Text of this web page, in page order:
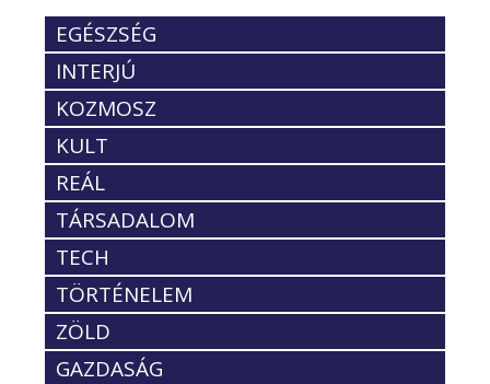
EGÉSZSÉG
INTERJÚ
KOZMOSZ
KULT
REÁL
TÁRSADALOM
TECH
TÖRTÉNELEM
ZÖLD
GAZDASÁG